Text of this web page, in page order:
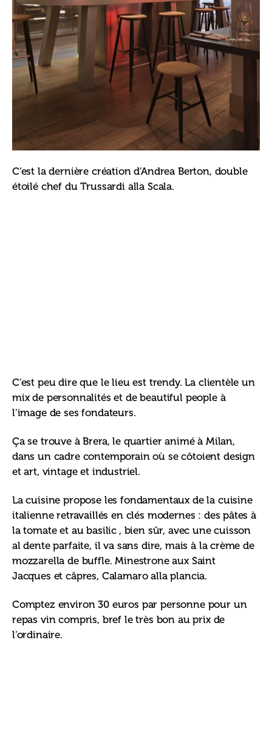
C’est la dernière création d’Andrea Berton, double
étoilé chef du Trussardi alla Scala.
C’est peu dire que le lieu est trendy. La clientèle un
mix de personnalités et de beautiful people à
l’image de ses fondateurs.
Ça se trouve à Brera, le quartier animé à Milan,
dans un cadre contemporain où se côtoient design
et art, vintage et industriel.
La cuisine propose les fondamentaux de la cuisine
italienne retravaillés en clés modernes : des pâtes à
la tomate et au basilic , bien sûr, avec une cuisson
al dente parfaite, il va sans dire, mais à la crème de
mozzarella de buffle. Minestrone aux Saint
Jacques et câpres, Calamaro alla plancia.
Comptez environ 30 euros par personne pour un
repas vin compris, bref le très bon au prix de
l’ordinaire.